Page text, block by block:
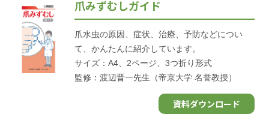
爪みずむしガイド
爪水虫の原因、症状、治療、予防などについ
て、かんたんに紹介しています。
サイズ：A4、2ページ、3つ折り形式
監修：渡辺晋一先生（帝京大学 名誉教授）
資料ダウンロード